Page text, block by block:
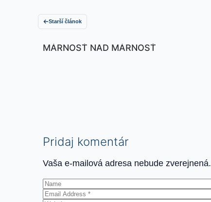
Starší článok
MÁRNOSŤ NAD MÁRNOSŤ
Pridaj komentár
Vaša e-mailová adresa nebude zverejnená.